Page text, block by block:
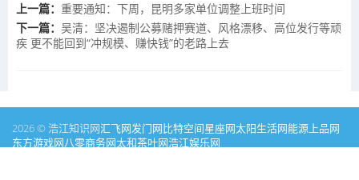
上一篇： 重要通知：下周，昆明多家单位调整上班时间
下一篇： 吴清：坚决遏制公募赌押赛道、风格漂移、高位发行等顽
疾 更不能回到“冲规模、赚快钱”的老路上去
2026 © 浩江知识网汇飞网发门网比特空间星座网太阳生活网能源 上品网
东方游戏网八零商务网太和茶叶网浩江娱乐网